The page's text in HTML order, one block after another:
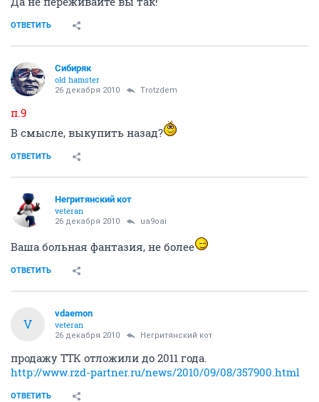
ОТВЕТИТЬ
Сибиряк
old hamster
26 декабря 2010 Trotzdem
п.9
В смысле, выкупить назад?
ОТВЕТИТЬ
Негритянский кот
veteran
26 декабря 2010 ua9oai
Ваша больная фантазия, не более
ОТВЕТИТЬ
V
vdaemon
veteran
26 декабря 2010 Негритянский кот
продажу ТТК отложили до 2011 года.
http://www.rzd-partner.ru/news/2010/09/08/357900.html
ОТВЕТИТЬ